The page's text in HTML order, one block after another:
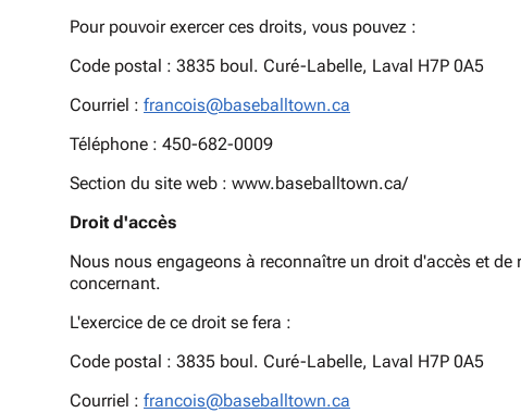
Pour pouvoir exercer ces droits, vous pouvez :
Code postal : 3835 boul. Curé-Labelle, Laval H7P 0A5
Courriel : francois@baseballtown.ca
Téléphone : 450-682-0009
Section du site web : www.baseballtown.ca/
Droit d'accès
Nous nous engageons à reconnaître un droit d'accès et
concernant.
L'exercice de ce droit se fera :
Code postal : 3835 boul. Curé-Labelle, Laval H7P 0A5
Courriel : francois@baseballtown.ca